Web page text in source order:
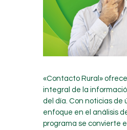
«Contacto Rural»
integral de la
del día. Con noticias de
enfoque en el análisis
programa se convierte